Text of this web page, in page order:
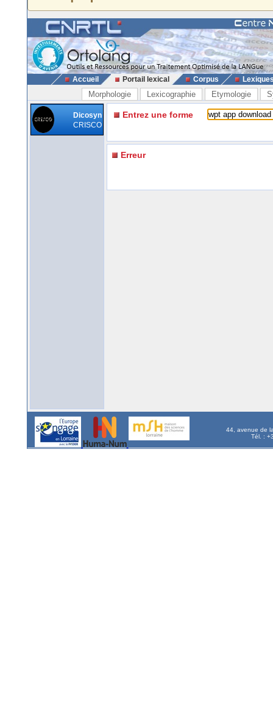
Accueil Portail lexical Corpus
Morphologie Lexicographie Etymologie
Dicosyn
CRISCO
Entrez une forme
Erreur
44, avenue de
Tél. :